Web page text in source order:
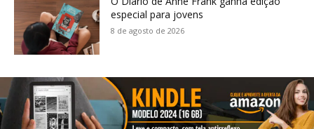
especial para jovens
8 de agosto de 2026